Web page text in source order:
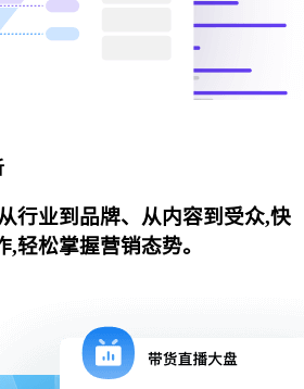
行业到品牌、从内容到受众,快
轻松掌握营销态势。